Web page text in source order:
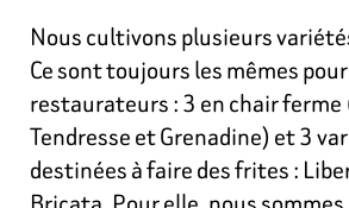
Nous cultivons plusieurs
Ce sont toujours les mêmes
restaurateurs : 3 en chair ferme
Tendresse et Grenadine) et 3
destinées à faire des frites :